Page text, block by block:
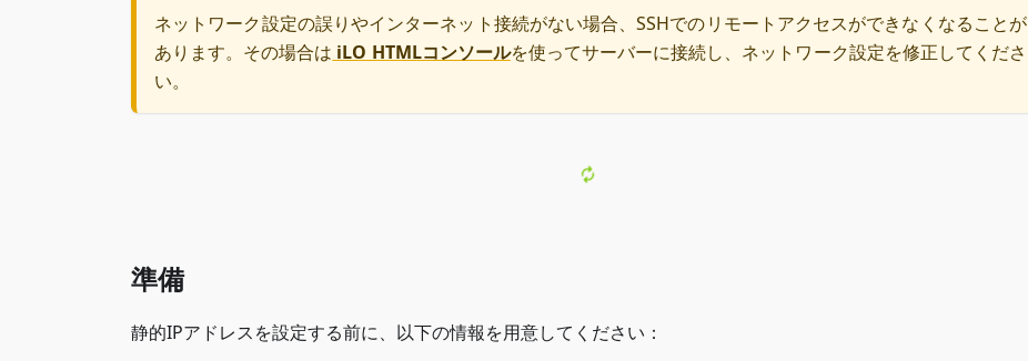
ネットワーク設定の誤りやインターネット接続がない場合、SSHでのリモートアクセスができなくなることが
あります。その場合は iLO HTMLコンソールを使ってサーバーに接続し、ネットワーク設定を修正してくださ
い。
準備
静的IPアドレスを設定する前に、以下の情報を用意してください：